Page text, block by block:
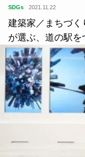
SDGs 2021.11.22
建築家／まちづ
が選ぶ、道の駅